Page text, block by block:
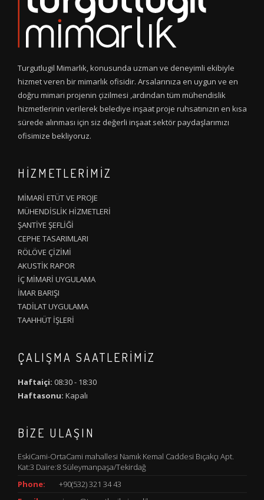
Turgutlugil Mimarlık, konusunda uzman ve deneyimli ekibiyle
hizmet veren bir mimarlık ofisidir. Arsalarınıza en uygun ve en
doğru mimari projenin çizilmesi ,ardından tüm mühendislik
hizmetlerinin verilerek belediye inşaat proje ruhsatınızın en kısa
sürede alınması için siz değerli inşaat sektör paydaşlarımızı
ofisimize bekliyoruz.
HİZMETLERİMİZ
MİMARİ ETÜT VE PROJE
MÜHENDİSLİK HİZMETLERİ
ŞANTİYE ŞEFLİĞİ
CEPHE TASARIMLARI
RÖLÖVE ÇİZİMİ
AKUSTİK RAPOR
İÇ MİMARİ UYGULAMA
İMAR BARIŞI
TADİLAT UYGULAMA
TAAHHÜT İŞLERİ
ÇALIŞMA SAATLERIMIZ
Haftaiçi: 08:30 - 18:30
Haftasonu: Kapalı
BIZE ULAŞIN
EskiCami-OrtaCami mahallesi Namık Kemal Caddesi Bıçakçı Apt.
Kat:3 Daire:8 Süleymanpaşa/Tekirdağ
Phone:
+90(532) 321 34 43